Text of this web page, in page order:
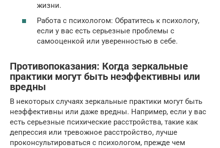
жизни.
Работа с психологом: Обратитесь к психологу,
если у вас есть серьезные проблемы с
самооценкой или уверенностью в себе.
Противопоказания: Когда зеркальные
практики могут быть неэффективны или
вредны
В некоторых случаях зеркальные практики могут быть
неэффективны или даже вредны. Например, если у вас
есть серьезные психические расстройства, такие как
депрессия или тревожное расстройство, лучше
проконсультироваться с психологом, прежде чем